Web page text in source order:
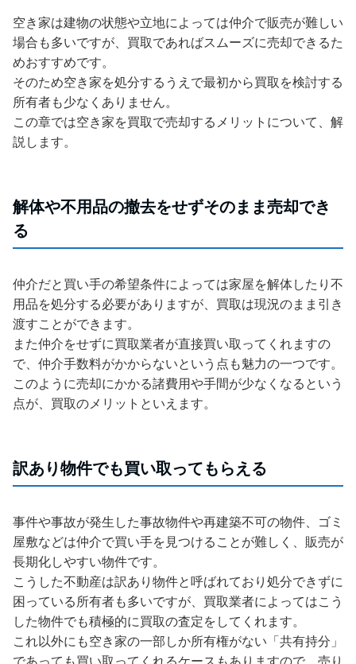
空き家は建物の状態や立地によっては仲介で販売が難しい
場合も多いですが、買取であればスムーズに売却できるた
めおすすめです。
そのため空き家を処分するうえで最初から買取を検討する
所有者も少なくありません。
この章では空き家を買取で売却するメリットについて、解
説します。
解体や不用品の撤去をせずそのまま売却でき
る
仲介だと買い手の希望条件によっては家屋を解体したり不
用品を処分する必要がありますが、買取は現況のまま引き
渡すことができます。
また仲介をせずに買取業者が直接買い取ってくれますの
で、仲介手数料がかからないという点も魅力の一つです。
このように売却にかかる諸費用や手間が少なくなるという
点が、買取のメリットといえます。
訳あり物件でも買い取ってもらえる
事件や事故が発生した事故物件や再建築不可の物件、ゴミ
屋敷などは仲介で買い手を見つけることが難しく、販売が
長期化しやすい物件です。
こうした不動産は訳あり物件と呼ばれており処分できずに
困っている所有者も多いですが、買取業者によってはこう
した物件でも積極的に買取の査定をしてくれます。
これ以外にも空き家の一部しか所有権がない「共有持分」
であっても買い取ってくれるケースもありますので、売り